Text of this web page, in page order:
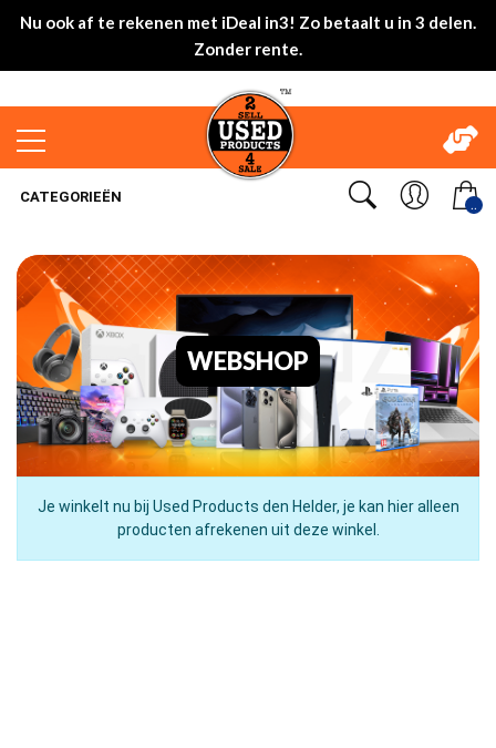
Nu ook af te rekenen met iDeal in3! Zo betaalt u in 3 delen.
Zonder rente.
..
CATEGORIEËN
WEBSHOP
Je winkelt nu bij Used Products den Helder, je kan hier alleen
producten afrekenen uit deze winkel.